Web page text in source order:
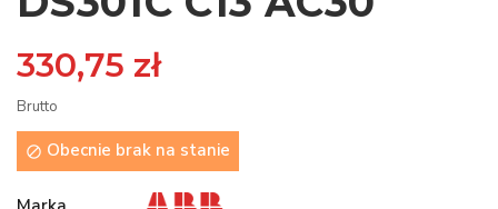
330,75 zł
Brutto
 Obecnie brak na stanie